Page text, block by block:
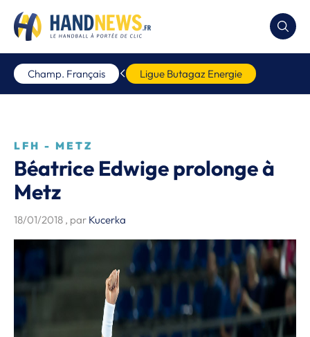
Champ. Français Ligue Butagaz Energie
LFH - METZ
Béatrice Edwige prolonge à
Metz
18/01/2018 , par Kucerka